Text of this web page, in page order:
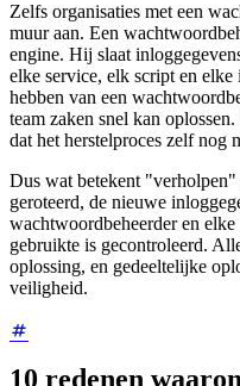
Zelfs organisaties met een
muur aan. Een
engine. Hij slaat
elke service, elk script en
hebben van een
team zaken snel kan
dat het herstelproces zelf nog
Dus wat betekent
geroteerd, de nieuwe
wachtwoordbeheerder en
gebruikte is gecontroleerd.
oplossing, en gedeeltelijke
veiligheid.
10 redenen